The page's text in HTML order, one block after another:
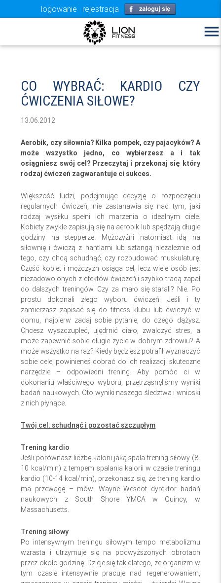
logowanie rejestracja
menu
CO WYBRAĆ: KARDIO CZY
ĆWICZENIA SIŁOWE?
13.06.2012
Aerobik, czy siłownia? Kilka pompek, czy pajacyków? A
może wszystko jedno, co wybierzesz a i tak
osiągniesz swój cel? Przeczytaj i przekonaj się który
rodzaj ćwiczeń zagwarantuje ci sukces.
Większość ludzi, podejmując decyzję o rozpoczęciu
regularnych ćwiczeń, nie zastanawia się nad tym, jaki
rodzaj wysiłku spełni ich marzenia o idealnym ciele.
Kobiety zwykle zapisują się na aerobik lub spędzają długie
godziny na stepperze. Mężczyźni natomiast idą na
siłownię i ćwiczą z hantlami lub sztangą niezależnie od
tego, czy chcą schudnąć, czy rozbudować muskulaturę.
Część kobiet i mężczyzn osiąga cel, lecz wiele osób jest
niezadowolonych z efektów ćwiczeń i szybko tracą zapał
do dalszych treningów. Czy za mało się starali? Nie. Po
prostu dokonali złego wyboru ćwiczeń. Jeśli i ty
zamierzasz zapisać się do fitness klubu lub ćwiczyć w
domu, najpierw zadaj sobie pytanie, do czego dążysz.
Chcesz wyszczupleć, ujędrnić ciało, zwalczyć stres, a
może zapewnić sobie długie życie w dobrym zdrowiu? A
może wszystko na raz? Kiedy będziesz potrafił wyznaczyć
sobie cele, powinieneś dobrać do ich realizacji skuteczne
narzędzie – odpowiedni trening. Aby pomóc ci w
dokonaniu właściwego wyboru, przetrząsnęliśmy wyniki
badań naukowych. Oto wyniki naszego śledztwa i wnioski
z nich płynące.
Twój cel: schudnąć i pozostać szczupłym
Trening kardio
Jeśli porównasz liczbę kalorii jaką spala trening siłowy (8-
10 kcal/min) z tempem spalania kalorii w czasie treningu
kardio (10-14 kcal/min), przekonasz się, że trening kardio
ma przewagę – mówi Wayne Wescot dyrektor badań
naukowych z South Shore YMCA w Quincy, w
Massachusetts.
Trening siłowy
Po intensywnym treningu siłowym tempo metabolizmu
wzrasta i utrzymuje się na podwyższonych obrotach
przez około godzinę. Dzieje się tak dlatego, że organizm w
tym czasie intensywnie pracuje nad regenerowaniem,